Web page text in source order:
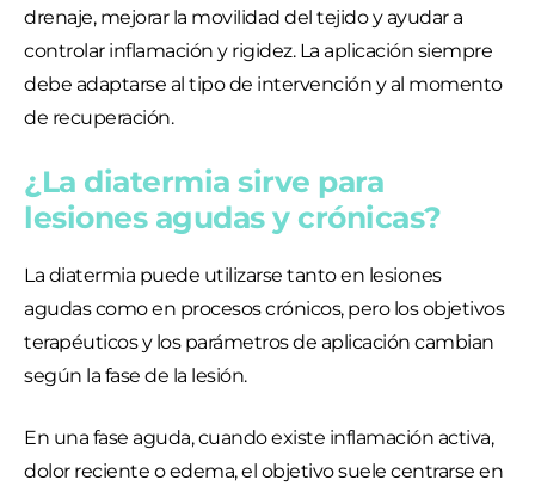
drenaje, mejorar la movilidad del tejido y ayudar a
controlar inflamación y rigidez. La aplicación siempre
debe adaptarse al tipo de intervención y al momento
de recuperación.
¿La diatermia sirve para
lesiones agudas y crónicas?
La diatermia puede utilizarse tanto en lesiones
agudas como en procesos crónicos, pero los objetivos
terapéuticos y los parámetros de aplicación cambian
según la fase de la lesión.
En una fase aguda, cuando existe inflamación activa,
dolor reciente o edema, el objetivo suele centrarse en